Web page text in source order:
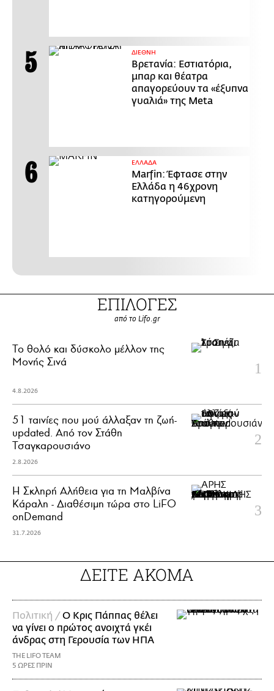
ΔΙΕΘΝΗ
Βρετανία: Εστιατόρια,
μπαρ και θέατρα
απαγορεύουν τα «έξυπνα
γυαλιά» της Meta
ΕΛΛΑΔΑ
Marfin: Έφτασε στην
Ελλάδα η 46χρονη
κατηγορούμενη
ΕΠΙΛΟΓΕΣ
από το Lifo.gr
Το θολό και δύσκολο μέλλον της
Μονής Σινά
4.8.2026
51 ταινίες που μού άλλαξαν τη ζωή-
updated. Aπό τον Στάθη
Τσαγκαρουσιάνο
2.8.2026
Η Σκληρή Αλήθεια για τη Μαλβίνα
Κάραλη - Διαθέσιμη τώρα στo LiFO
onDemand
31.7.2026
ΔΕΙΤΕ ΑΚΟΜΑ
Πολιτική / Ο Κρις Πάππας θέλει
να γίνει ο πρώτος ανοιχτά γκέι
άνδρας στη Γερουσία των ΗΠΑ
THE LIFO TEAM
5 ΩΡΕΣ ΠΡΙΝ